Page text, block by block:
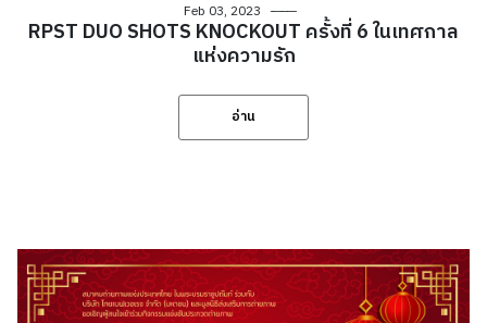
Feb 03, 2023
RPST DUO SHOTS KNOCKOUT ครั้งที่ 6 ในเทศกาล
แห่งความรัก
อ่าน